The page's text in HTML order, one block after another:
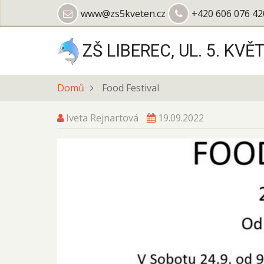
www@zs5kveten.cz +420 606 076
ZŠ LIBEREC, UL. 5.
Domů Food Festival
Iveta Rejnartová 19.09.2022